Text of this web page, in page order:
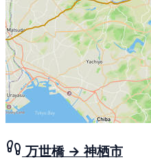
万世橋 → 神栖市